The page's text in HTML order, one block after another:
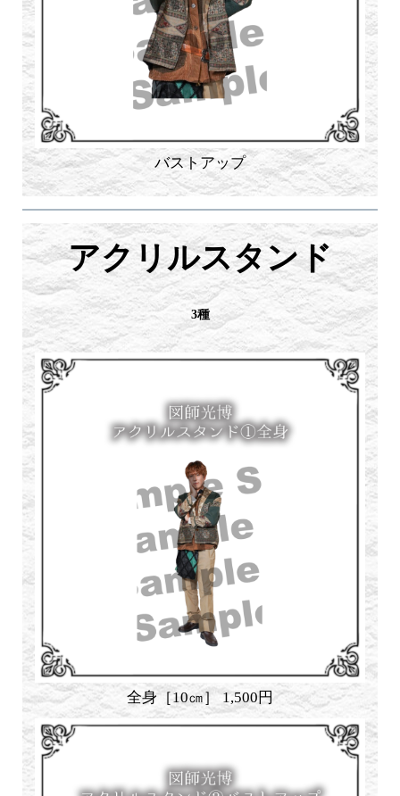
バストアップ
アクリルスタンド
3種
全身［10㎝］ 1,500円